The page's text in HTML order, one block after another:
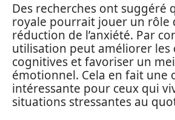
Des recherches ont suggéré
royale pourrait jouer un rôle
réduction de l’anxiété. Par
utilisation peut améliorer les
cognitives et favoriser un
émotionnel. Cela en fait une
intéressante pour ceux qui
situations stressantes au